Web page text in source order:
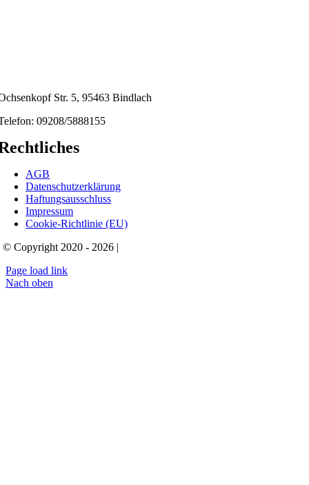
Str. 5, 95463 Bindlach
09208/5888155
AGB
Datenschutzerklärung
Haftungsausschluss
Impressum
Cookie-Richtlinie (EU)
© Copyright 2020 - 2026 |
Page load link
Nach oben